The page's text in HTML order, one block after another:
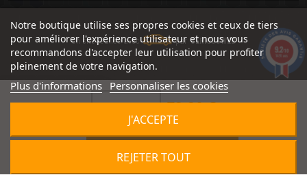
79,90 €
Notre boutique utilise ses propres cookies et ceux de tiers
pour améliorer l'expérience utilisateur et nous vous
recommandons d'accepter leur utilisation pour profiter
pleinement de votre navigation.
Plus d'informations Personnaliser les cookies
REJETER TOUT
J'ACCEPTE
Un site réalisé avec par SERIOUSWEB
9.2/10
1491 avis